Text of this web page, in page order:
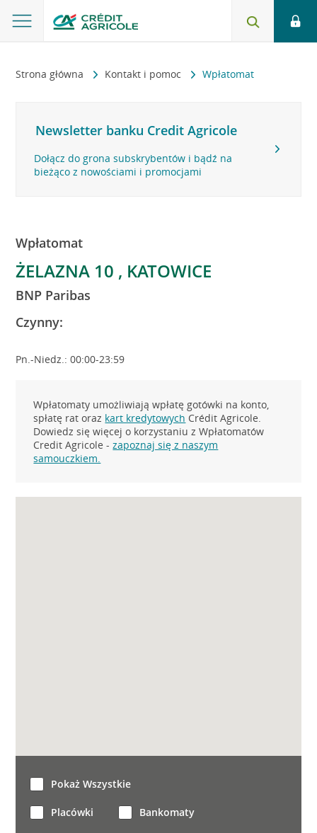
Strona główna Kontakt i pomoc Wpłatomat
Newsletter banku Credit Agricole
Dołącz do grona subskrybentów i bądź na
bieżąco z nowościami i promocjami
Wpłatomat
ŻELAZNA 10 , KATOWICE
BNP Paribas
Czynny:
Pn.-Niedz.: 00:00-23:59
Wpłatomaty umożliwiają wpłatę gotówki na konto,
spłatę rat oraz kart kredytowych Crédit Agricole.
Dowiedz się więcej o korzystaniu z Wpłatomatów
Credit Agricole -zapoznaj się z naszym
samouczkiem.
Pokaż Wszystkie
Placówki Bankomaty